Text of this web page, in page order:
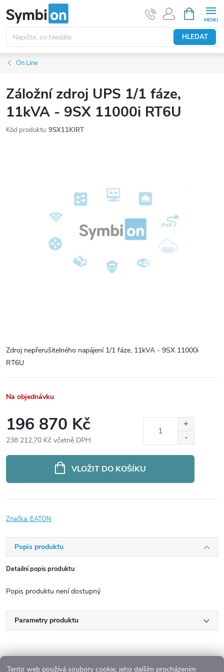
Tento web používá soubory cookie, jeho dalším procházením
na
obsah
HLEDAT
NÁKUPNÍ
KOŠÍK
On Line
Záložní zdroj UPS 1/1 fáze,
11kVA - 9SX 11000i RT6U
Kód produktu: 9SX11KIRT
Zdroj nepřerušitelného napájení 1/1 fáze, 11kVA - 9SX 11000i
RT6U
Na objednávku
196 870 Kč
238 212,70 Kč včetně DPH
VLOŽIT DO KOŠÍKU
Značka: EATON
Popis produktu
Detailní popis produktu
Popis produktu není dostupný
Parametry produktu